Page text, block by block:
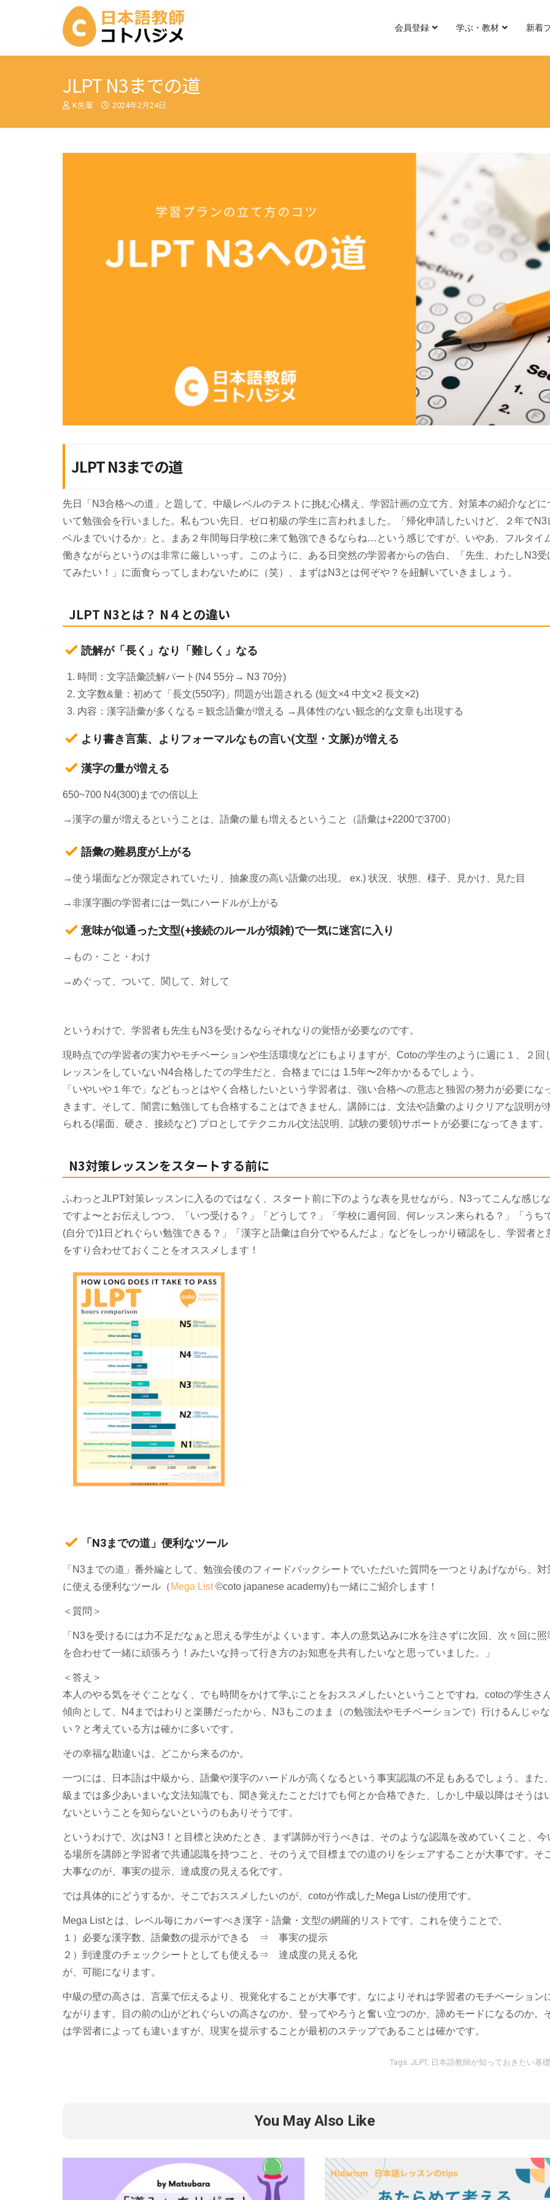
会員登録 学ぶ・教材 新着
JLPT N3までの道
K先輩 2024年2月24日
JLPT N3までの道
先日「N3合格への道」と題して、中級レベルのテストに挑む心構え、学習計画の立て方、対策本の紹介などに
いて勉強会を行いました。私もつい先日、ゼロ初級の学生に言われました。「帰化申請したいけど、２年でN3
ベルまでいけるか」と。まあ２年間毎日学校に来て勉強できるならね…という感じですが、いやあ、フルタイ
働きながらというのは非常に厳しいっす。このように、ある日突然の学習者からの告白、「先生、わたしN3受
てみたい！」に面食らってしまわないために（笑）、まずはN3とは何ぞや？を紐解いていきましょう。
JLPT N3とは？ N４との違い
読解が「長く」なり「難しく」なる
時間：文字語彙読解パート(N4 55分→ N3 70分)
文字数&量：初めて「長文(550字)」問題が出題される (短文×4 中文×2 長文×2)
内容：漢字語彙が多くなる = 観念語彙が増える →具体性のない観念的な文章も出現する
より書き言葉、よりフォーマルなもの言い(文型・文脈)が増える
漢字の量が増える
650~700 N4(300)までの倍以上
→漢字の量が増えるということは、語彙の量も増えるということ（語彙は+2200で3700）
語彙の難易度が上がる
→使う場面などが限定されていたり、抽象度の高い語彙の出現。 ex.) 状況、状態、様子、見かけ、見た目
→非漢字圏の学習者には一気にハードルが上がる
意味が似通った文型(+接続のルールが煩雑)で一気に迷宮に入り
→もの・こと・わけ
→めぐって、ついて、関して、対して
というわけで、学習者も先生もN3を受けるならそれなりの覚悟が必要なのです。
現時点での学習者の実力やモチベーションや生活環境などにもよりますが、Cotoの学生のように週に１、２回
レッスンをしていないN4合格したての学生だと、合格までには 1.5年〜2年かかるるでしょう。
「いやいや１年で」などもっとはやく合格したいという学習者は、強い合格への意志と独習の努力が必要にな
きます。そして、闇雲に勉強しても合格することはできません。講師には、文法や語彙のよりクリアな説明が
られる(場面、硬さ、接続など) プロとしてテクニカル(文法説明、試験の要領)サポートが必要になってきます。
N3対策レッスンをスタートする前に
ふわっとJLPT対策レッスンに入るのではなく、スタート前に下のような表を見せながら、N3ってこんな感じ
ですよ〜とお伝えしつつ、「いつ受ける？」「どうして？」「学校に週何回、何レッスン来られる？」「うち
(自分で)1日どれぐらい勉強できる？」「漢字と語彙は自分でやるんだよ」などをしっかり確認をし、学習者と
をすり合わせておくことをオススメします！
「N3までの道」便利なツール
「N3までの道」番外編として、勉強会後のフィードバックシートでいただいた質問を一つとりあげながら、対
に使える便利なツール（ Mega List©coto japanese academy)も一緒にご紹介します！
＜質問＞
「N3を受けるには力不足だなぁと思える学生がよくいます。本人の意気込みに水を注さずに次回、次々回に照
を合わせて一緒に頑張ろう！みたいな持って行き方のお知恵を共有したいなと思っていました。」
＜答え＞
本人のやる気をそぐことなく、でも時間をかけて学ぶことをおススメしたいということですね。cotoの学生さ
傾向として、N4まではわりと楽勝だったから、N3もこのまま（の勉強法やモチベーションで）行けるんじゃな
い？と考えている方は確かに多いです。
その幸福な勘違いは、どこから来るのか。
一つには、日本語は中級から、語彙や漢字のハードルが高くなるという事実認識の不足もあるでしょう。また
級までは多少あいまいな文法知識でも、聞き覚えたことだけでも何とか合格できた、しかし中級以降はそうは
ないということを知らないというのもありそうです。
というわけで、次はN3！と目標と決めたとき、まず講師が行うべきは、そのような認識を改めていくこと、今
る場所を講師と学習者で共通認識を持つこと、そのうえで目標までの道のりをシェアすることが大事です。そ
大事なのが、 事実の提示、達成度の見える化です。
では具体的にどうするか。そこでおススメしたいのが、cotoが作成したMega Listの使用です。
Mega Listとは、レベル毎にカバーすべき漢字・語彙・文型の網羅的リストです。これを使うことで、
１）必要な漢字数、語彙数の提示ができる ⇒ 事実の提示
２）到達度のチェックシートとしても使える⇒ 達成度の見える化
が、可能になります。
中級の壁の高さは、言葉で伝えるより、視覚化することが大事です。なによりそれは学習者のモチベーション
ながります。目の前の山がどれぐらいの高さなのか、登ってやろうと奮い立つのか、諦めモードになるのか。
は学習者によっても違いますが、現実を提示することが最初のステップであることは確かです。
Tags: JLPT, 日本語教師が知っておきたい基
You May Also Like